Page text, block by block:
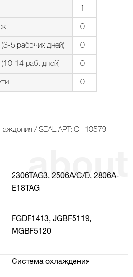
5 рабочих дней)
14 раб. дней)
1
0
0
0
0
/ SEAL АРТ: CH10579
2306TAG3, 2506A/C/D, 2806A-
E18TAG
FGDF1413, JGBF5119,
MGBF5120
Система охлаждения